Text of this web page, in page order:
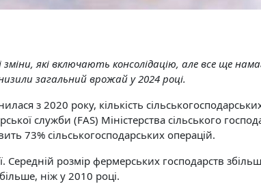
які включають консолідацію, але все ще
загальний врожай у 2024 році.
з 2020 року, кількість
служби (FAS) Міністерства сільського
73% сільськогосподарських операцій.
розмір фермерських господарств
ніж у 2010 році.